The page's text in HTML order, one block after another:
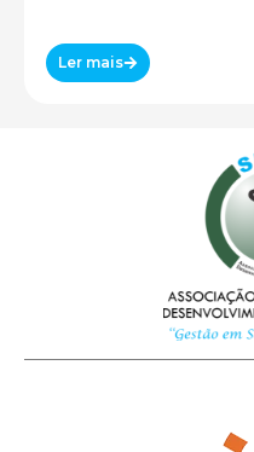
Ler mais